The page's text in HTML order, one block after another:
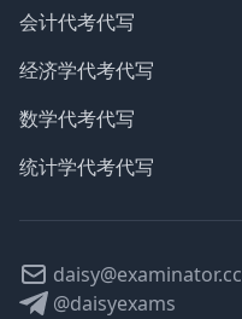
会计代考代写
经济学代考代写
数学代考代写
统计学代考代写
daisy@examinator.cc
@daisyexams